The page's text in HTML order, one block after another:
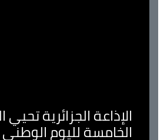
الإذاعة الجزائرية تحيي
الخامسة لليوم الوطني